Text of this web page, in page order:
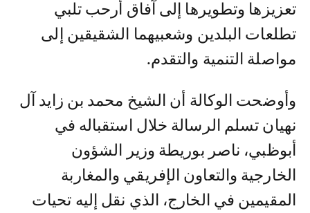
تعزيزها وتطويرها إلى آفاق أرحب تلبي
تطلعات البلدين وشعبيهما الشقيقين إلى
مواصلة التنمية والتقدم.
وأوضحت الوكالة أن الشيخ محمد بن زايد آل
نهيان تسلم الرسالة خلال استقباله في
أبوظبي، ناصر بوريطة وزير الشؤون
الخارجية والتعاون الإفريقي والمغاربة
المقيمين في الخارج، الذي نقل إليه تحيات